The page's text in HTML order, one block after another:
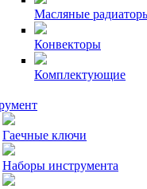
Масляные
Конвекторы
Комплектующие
Гаечные ключи
Наборы инструмента